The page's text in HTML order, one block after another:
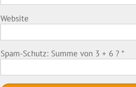
Website
Spam-Schutz: Summe von 3 + 6 ? *